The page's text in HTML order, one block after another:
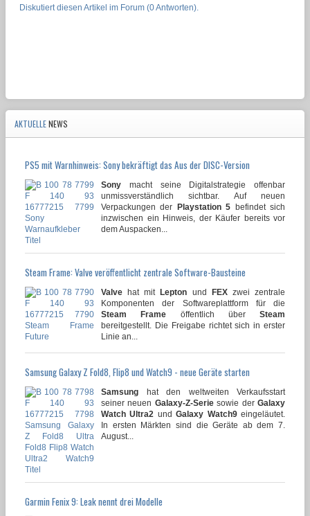
Diskutiert diesen Artikel im Forum (0 Antworten).
AKTUELLENEWS
PS5 mit Warnhinweis: Sony bekräftigt das Aus der DISC-Version
Sony macht seine Digitalstrategie offenbar
unmissverständlich sichtbar. Auf neuen
Verpackungen der
Playstation 5 befindet sich
inzwischen ein Hinweis, der Käufer bereits vor
dem Auspacken...
Steam Frame: Valve veröffentlicht zentrale Software-Bausteine
Valve hat mit Lepton und FEXzwei zentrale
Komponenten der Softwareplattform für die
Steam Frame öffentlich über Steam
bereitgestellt. Die Freigabe richtet sich in erster
Linie an...
Samsung Galaxy Z Fold8, Flip8 und Watch9 - neue Geräte starten
Samsung hat den weltweiten Verkaufsstart
seiner neuen Galaxy-Z-Seriesowie derGalaxy
Watch Ultra2 undGalaxy Watch9eingeläutet.
In ersten Märkten sind die Geräte ab dem 7.
August...
Garmin Fenix 9: Leak nennt drei Modelle